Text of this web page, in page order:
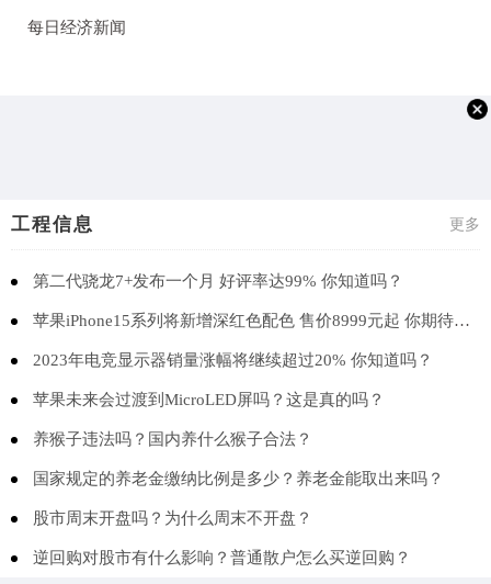
每日经济新闻
工程信息 更多
第二代骁龙7+发布一个月 好评率达99% 你知道吗？
苹果iPhone15系列将新增深红色配色 售价8999元起 你期待吗？
2023年电竞显示器销量涨幅将继续超过20% 你知道吗？
苹果未来会过渡到MicroLED屏吗？这是真的吗？
养猴子违法吗？国内养什么猴子合法？
国家规定的养老金缴纳比例是多少？养老金能取出来吗？
股市周末开盘吗？为什么周末不开盘？
逆回购对股市有什么影响？普通散户怎么买逆回购？